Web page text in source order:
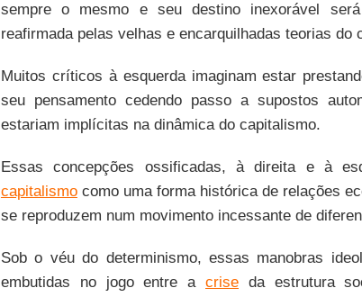
sempre o mesmo e seu destino inexorável
reafirmada pelas velhas e encarquilhadas teorias do
Muitos críticos à esquerda imaginam estar
seu pensamento cedendo passo a supostos
estariam implícitas na dinâmica do capitalismo.
Essas concepções ossificadas, à direita e à
capitalismocomo uma forma histórica de relações
se reproduzem num movimento incessante de
Sob o véu do determinismo, essas manobras
embutidas no jogo entre acrise da estrutura